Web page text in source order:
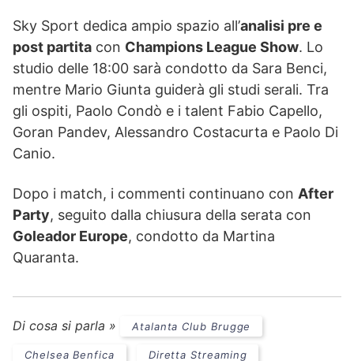
Sky Sport dedica ampio spazio all’analisi pre e
post partita con Champions League Show. Lo
studio delle 18:00 sarà condotto da Sara Benci,
mentre Mario Giunta guiderà gli studi serali. Tra
gli ospiti, Paolo Condò e i talent Fabio Capello,
Goran Pandev, Alessandro Costacurta e Paolo Di
Canio.
Dopo i match, i commenti continuano con After
Party, seguito dalla chiusura della serata con
Goleador Europe, condotto da Martina
Quaranta.
Di cosa si parla » Atalanta Club Brugge
Chelsea Benfica Diretta Streaming